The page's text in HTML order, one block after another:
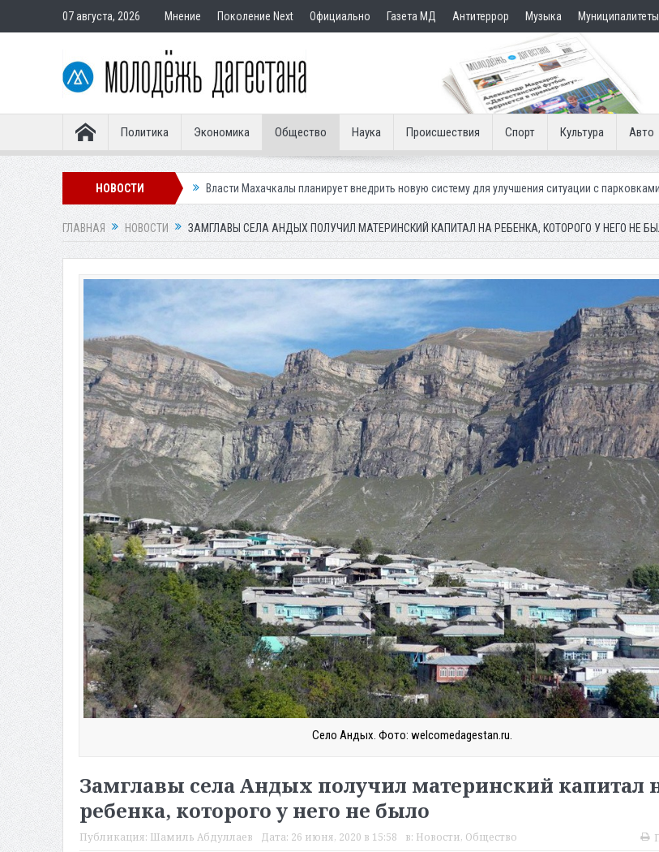
07 августа, 2026 Мнение Поколение Next Официально Газета МД Антитеррор Музыка Муниципалитеты
Политика Экономика Общество Наука Происшествия Спорт Культура Авто
НОВОСТИ
водопада Власти Махачкалы планирует внедрить новую систему для улучшения ситуации с парковками
ГЛАВНАЯ НОВОСТИ ЗАМГЛАВЫ СЕЛА АНДЫХ ПОЛУЧИЛ МАТЕРИНСКИЙ КАПИТАЛ НА РЕБЕНКА, КОТОРОГО У НЕГО НЕ
Село Андых. Фото: welcomedagestan.ru.
Замглавы села Андых получил материнский капитал
ребенка, которого у него не было
Публикация: Шамиль Абдуллаев Дата: 26 июня, 2020 в 15:58 в: Новости, Общество